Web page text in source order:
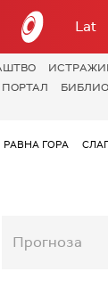
Lat
РАВНА ГОРА
Прогноза